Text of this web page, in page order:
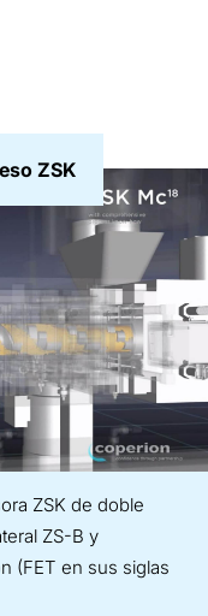
ZSK
ZSK de doble
ZS-B y
(FET en sus siglas